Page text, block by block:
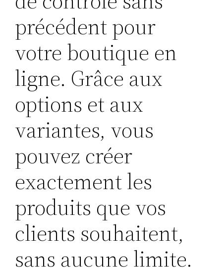
précédent pour
votre boutique en
ligne. Grâce aux
options et aux
variantes, vous
pouvez créer
exactement les
produits que vos
clients souhaitent,
sans aucune limite.